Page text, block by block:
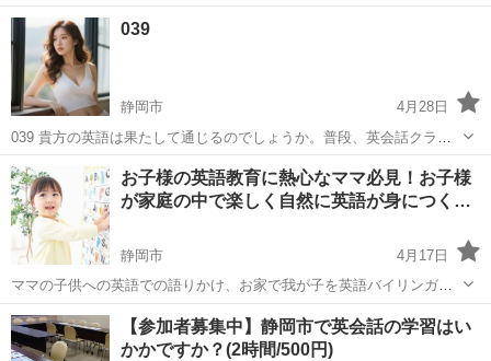
ンティアです。毎週木曜日の午後7時から8時までクラスを開いていま
す。英語力に関わらず、どなたでも歓迎です！
静岡 富士市
039
静岡市
4月28日
039 貴方の英語は果たして通じるのでしょうか。普段、英会話クラブ
なで日本人同士で英会話を楽しんでいる方、または英会話学校の親切
な先生にお金を出して英語を教わっている方。そんな方の英語は本当
に通じるのでしょうか。 ...
静岡 静岡市 英会話
お子様の英語教育に熱心なママ必見！お子様
が家庭の中で楽しく自然に英語が身につく…
静岡市
4月17日
ママの子供への英語での語りかけ、お家で我が子を英語バイリンガル
にする方法をサポート！ ママの英語力アップもお任せください♪ プロ
の英語コーチが最短・最速でママとお子様の英語力を向上させます。
普通の英会話教室に通わせて...
静岡 静岡市 英会話 ママ
【参加者募集中】静岡市で英会話の学習はい
かかですか？(2時間/500円)